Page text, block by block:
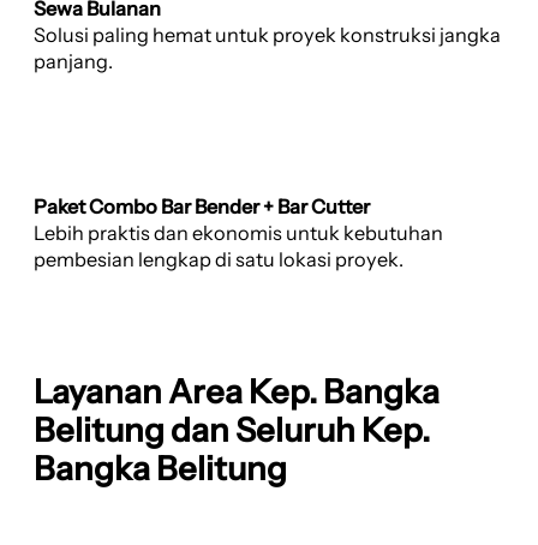
Sewa Bulanan
Solusi paling hemat untuk proyek konstruksi jangka
panjang.
Paket Combo Bar Bender + Bar Cutter
Lebih praktis dan ekonomis untuk kebutuhan
pembesian lengkap di satu lokasi proyek.
Layanan Area Kep. Bangka
Belitung dan Seluruh Kep.
Bangka Belitung